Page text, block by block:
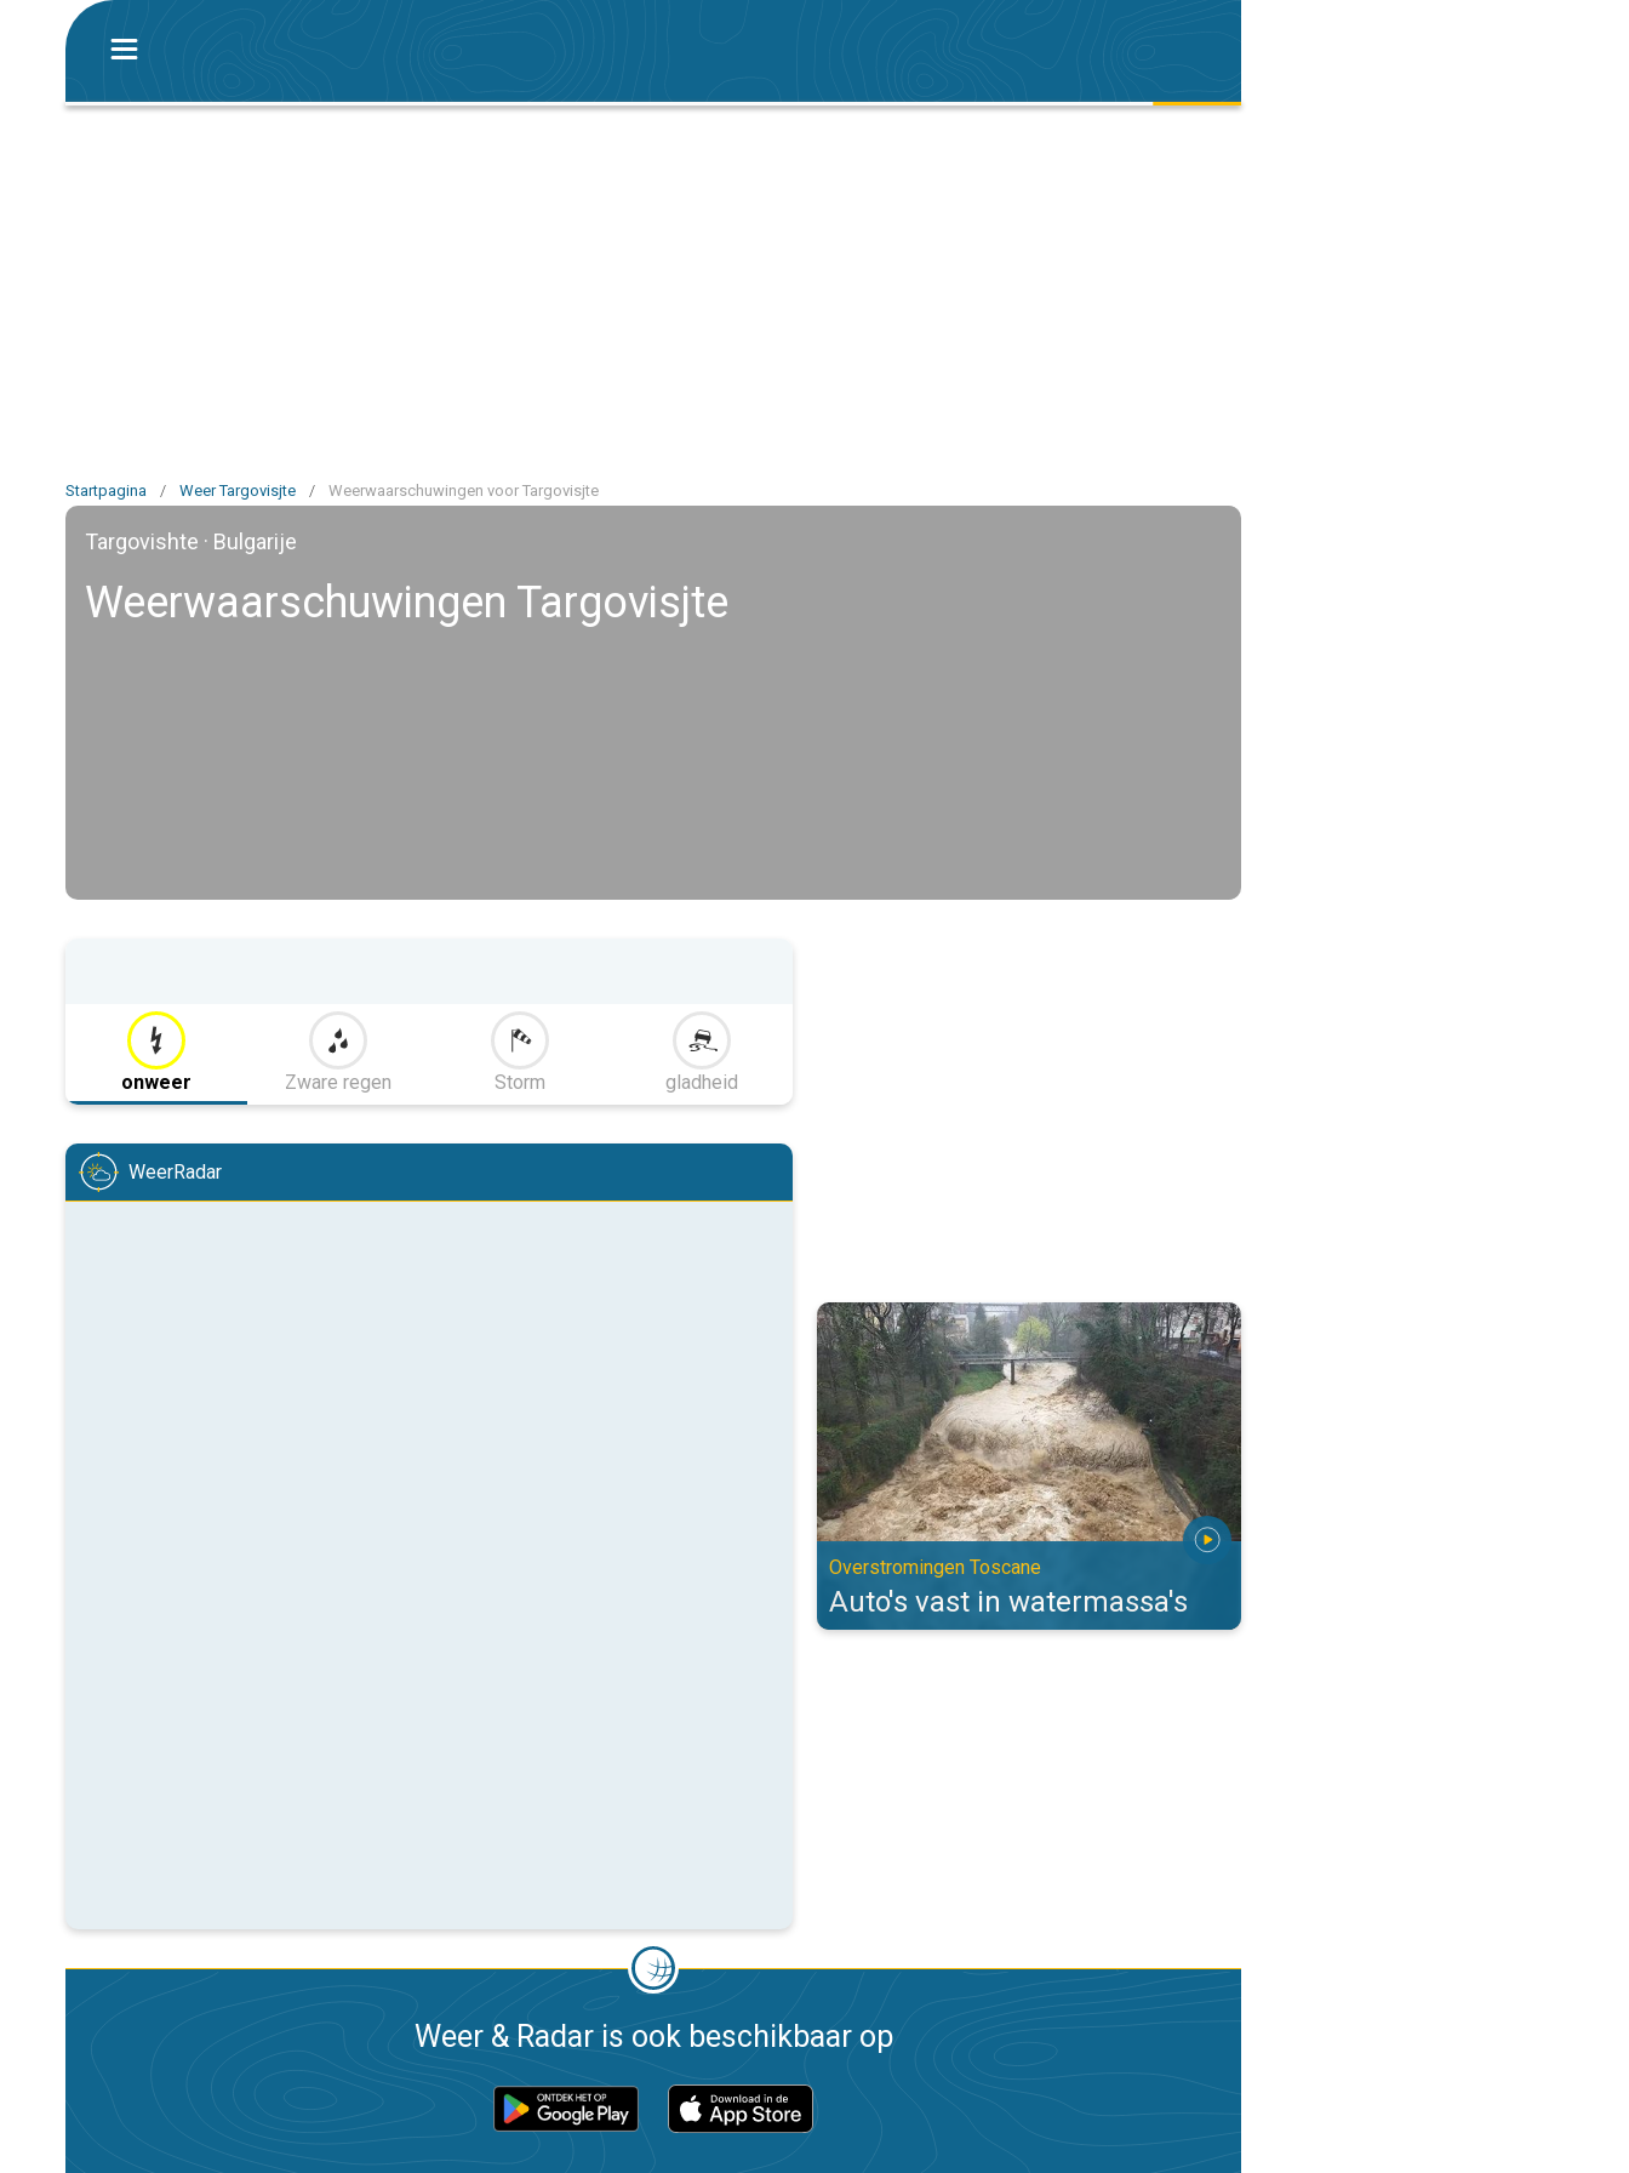
Startpagina / Weer Targovisjte / Weerwaarschuwingen voor Targovisjte
Targovishte · Bulgarije
Weerwaarschuwingen Targovisjte
onweer Zware regen Storm gladheid
WeerRadar
Auto's vast in watermassa's. Overstromingen Toscane. . .
Overstromingen Toscane
Auto's vast in watermassa's
Weer & Radar is ook beschikbaar op